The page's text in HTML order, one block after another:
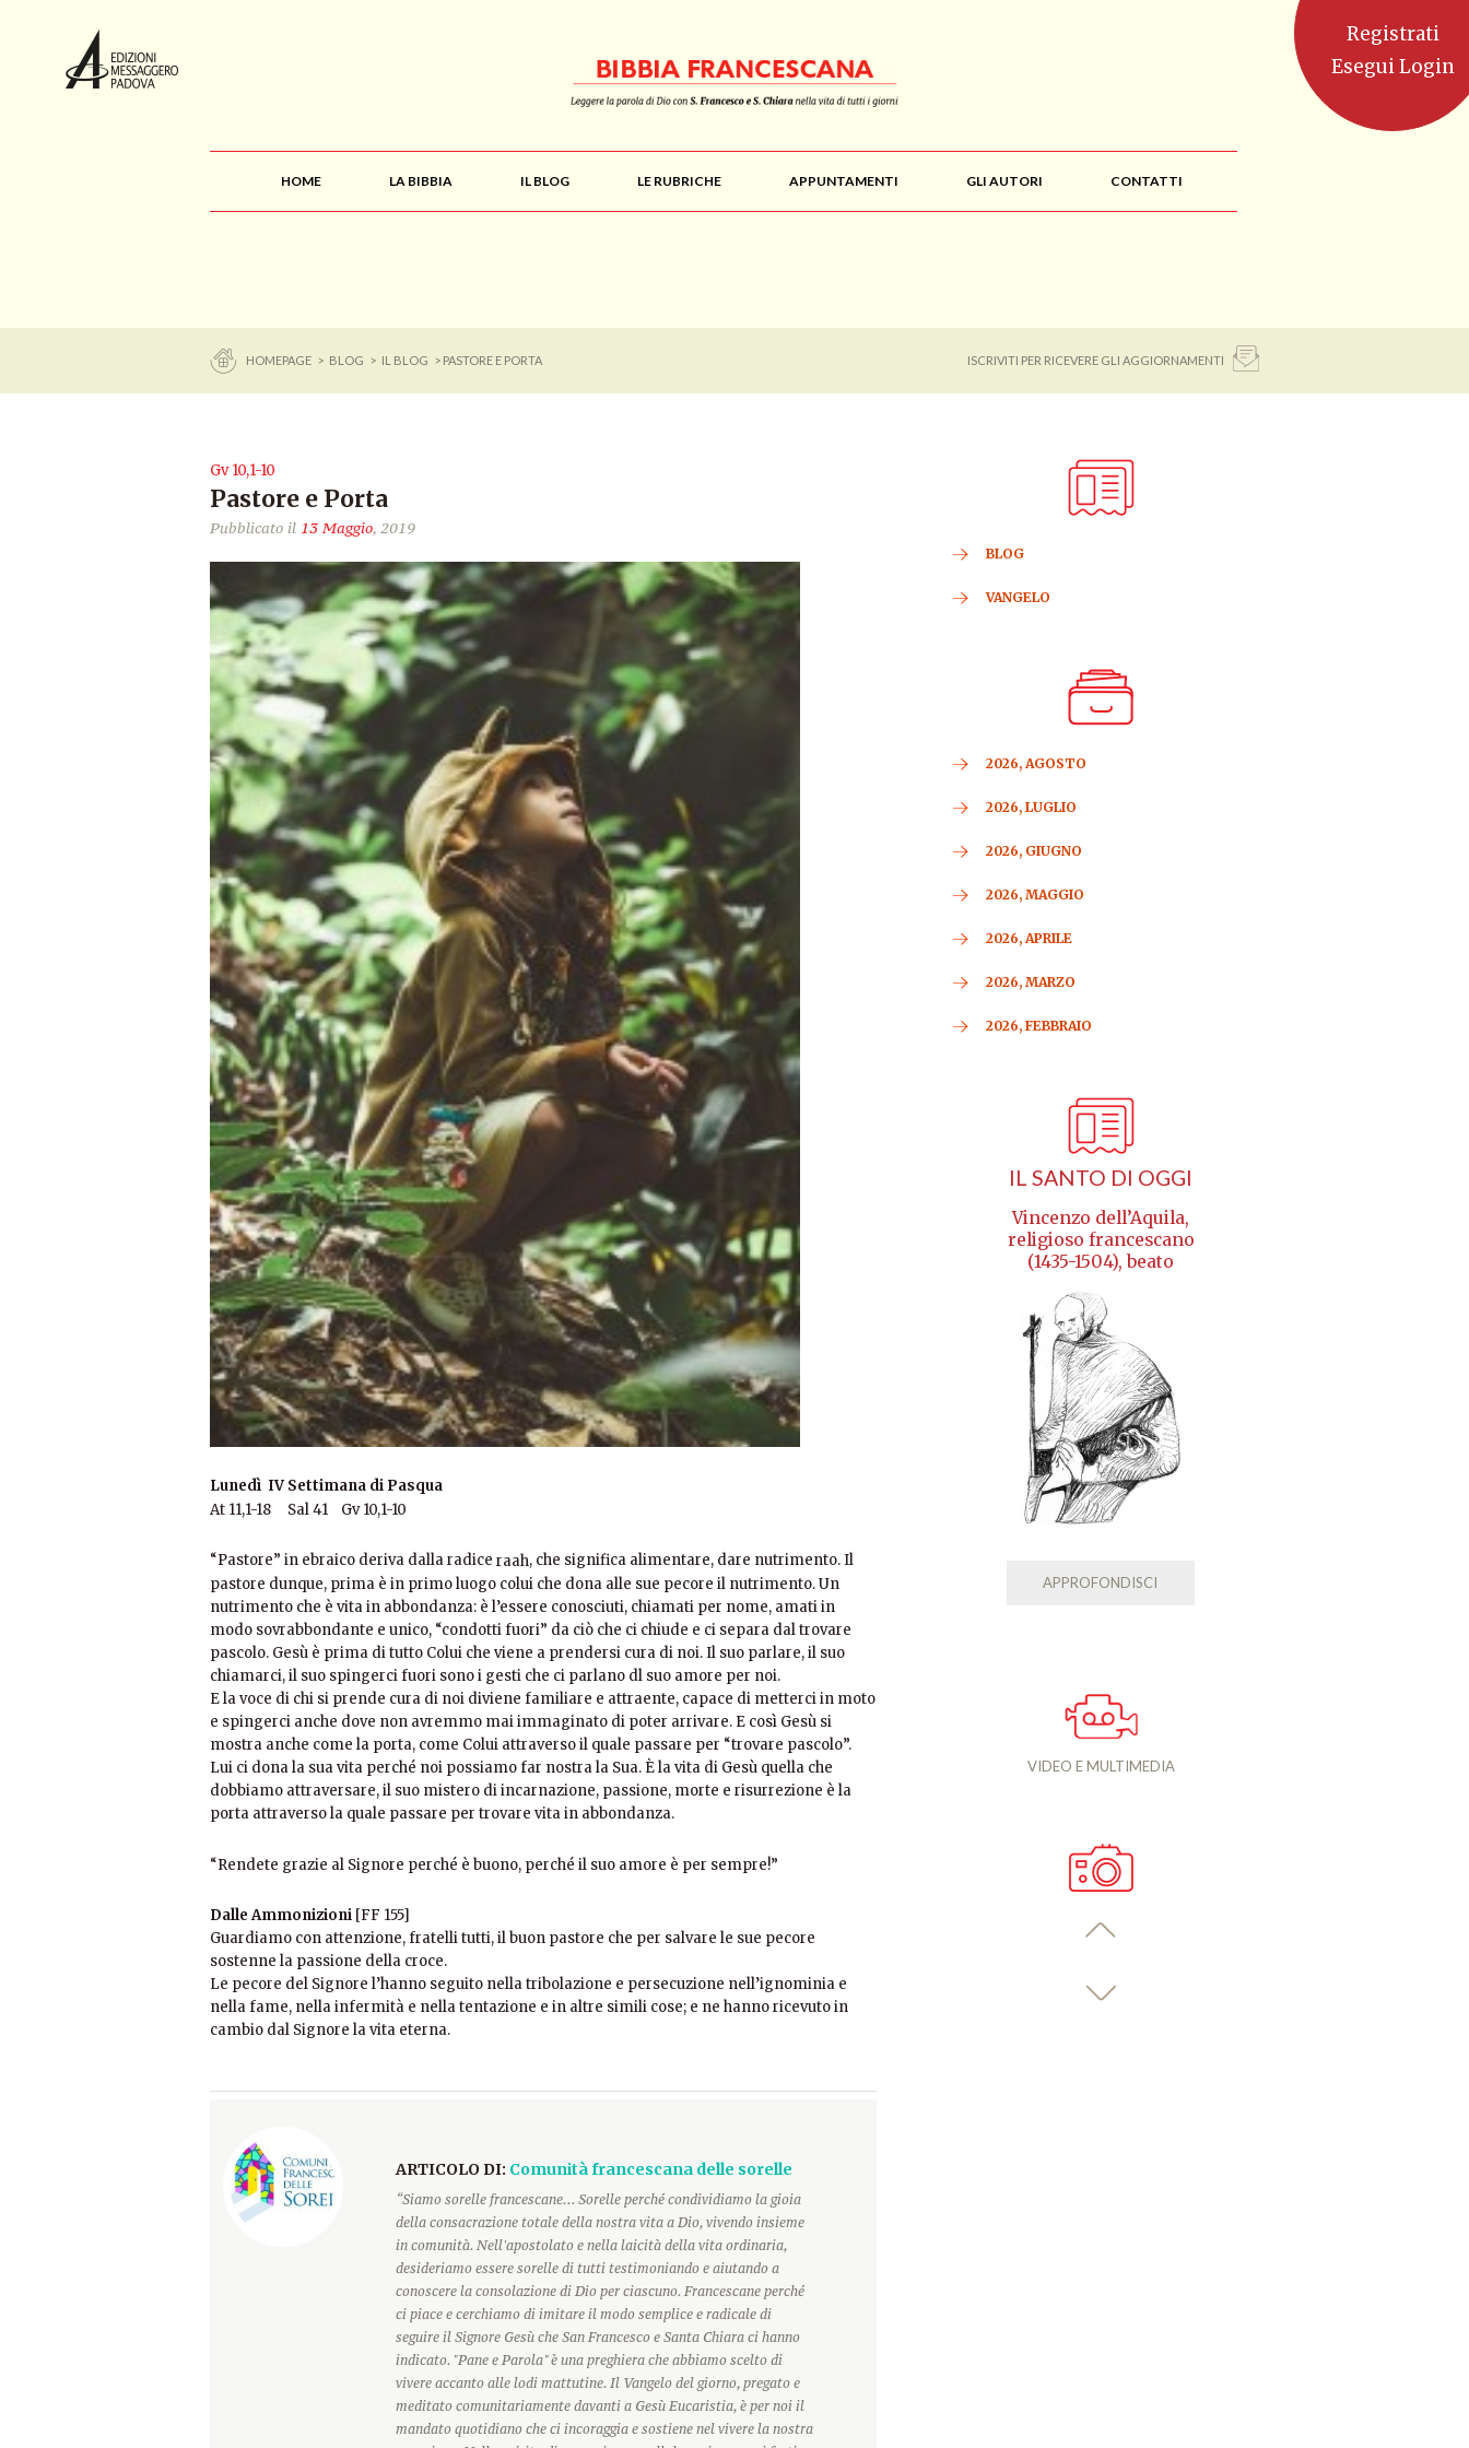
HOME LA BIBBIA IL BLOG LE RUBRICHE APPUNTAMENTI GLI AUTORI CONTATTI
HOMEPAGE > BLOG > IL BLOG > PASTORE E PORTA ISCRIVITI PER RICEVERE GLI AGGIORNAMENTI
Gv 10,1-10
Pastore e Porta
Pubblicato il 13 Maggio, 2019
Lunedì IV Settimana di Pasqua
At 11,1-18 Sal 41 Gv 10,1-10
“Pastore” in ebraico deriva dalla radice raah, che significa alimentare, dare nutrimento. Il
pastore dunque, prima è in primo luogo colui che dona alle sue pecore il nutrimento. Un
nutrimento che è vita in abbondanza: è l’essere conosciuti, chiamati per nome, amati in
modo sovrabbondante e unico, “condotti fuori” da ciò che ci chiude e ci separa dal trovare
pascolo. Gesù è prima di tutto Colui che viene a prendersi cura di noi. Il suo parlare, il suo
chiamarci, il suo spingerci fuori sono i gesti che ci parlano dl suo amore per noi.
E la voce di chi si prende cura di noi diviene familiare e attraente, capace di metterci in moto
e spingerci anche dove non avremmo mai immaginato di poter arrivare. E così Gesù si
mostra anche come la porta, come Colui attraverso il quale passare per “trovare pascolo”.
Lui ci dona la sua vita perché noi possiamo far nostra la Sua. È la vita di Gesù quella che
dobbiamo attraversare, il suo mistero di incarnazione, passione, morte e risurrezione è la
porta attraverso la quale passare per trovare vita in abbondanza.
“Rendete grazie al Signore perché è buono, perché il suo amore è per sempre!”
Dalle Ammonizioni [FF 155]
Guardiamo con attenzione, fratelli tutti, il buon pastore che per salvare le sue pecore
sostenne la passione della croce.
Le pecore del Signore l’hanno seguito nella tribolazione e persecuzione nell’ignominia e
nella fame, nella infermità e nella tentazione e in altre simili cose; e ne hanno ricevuto in
cambio dal Signore la vita eterna.
ARTICOLO DI: Comunità francescana delle sorelle
“Siamo sorelle francescane... Sorelle perché condividiamo la gioia
della consacrazione totale della nostra vita a Dio, vivendo insieme
in comunità. Nell'apostolato e nella laicità della vita ordinaria,
desideriamo essere sorelle di tutti testimoniando e aiutando a
conoscere la consolazione di Dio per ciascuno. Francescane perché
ci piace e cerchiamo di imitare il modo semplice e radicale di
seguire il Signore Gesù che San Francesco e Santa Chiara ci hanno
indicato. "Pane e Parola" è una preghiera che abbiamo scelto di
vivere accanto alle lodi mattutine. Il Vangelo del giorno, pregato e
meditato comunitariamente davanti a Gesù Eucaristia, è per noi il
mandato quotidiano che ci incoraggia e sostiene nel vivere la nostra
BLOG
VANGELO
2026, AGOSTO
2026, LUGLIO
2026, GIUGNO
2026, MAGGIO
2026, APRILE
2026, MARZO
2026, FEBBRAIO
IL SANTO DI OGGI
Vincenzo dell’Aquila,
religioso francescano
(1435-1504), beato
APPROFONDISCI
VIDEO E MULTIMEDIA
Registrati
Esegui Login